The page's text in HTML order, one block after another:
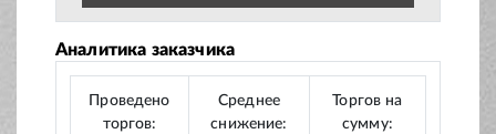
Аналитика заказчика
Проведено
торгов:
Среднее
снижение:
Торгов на
сумму: